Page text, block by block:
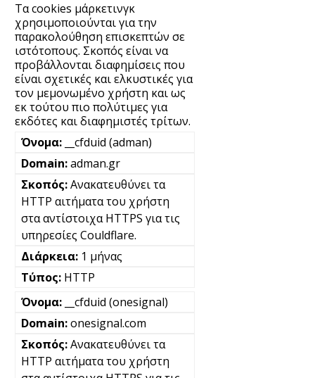
Τα cookies μάρκετινγκ
χρησιμοποιούνται για την
παρακολούθηση επισκεπτών σε
ιστότοπους. Σκοπός είναι να
προβάλλονται διαφημίσεις που
είναι σχετικές και ελκυστικές για
τον μεμονωμένο χρήστη και ως
εκ τούτου πιο πολύτιμες για
εκδότες και διαφημιστές τρίτων.
__cfduid (adman)
adman.gr
Ανακατευθύνει τα
HTTP αιτήματα του χρήστη
στα αντίστοιχα HTTPS για τις
υπηρεσίες Couldflare.
1 μήνας
HTTP
__cfduid (onesignal)
onesignal.com
Ανακατευθύνει τα
HTTP αιτήματα του χρήστη